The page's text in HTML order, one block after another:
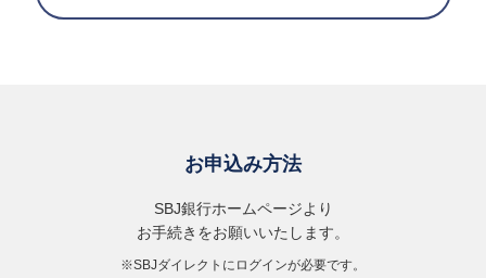
無料
お申込み方法
SBJ銀行ホームページより
お手続きをお願いいたします。
※SBJダイレクトにログインが必要です。